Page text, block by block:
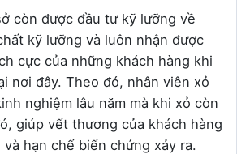
còn được đầu tư kỹ lưỡng về
kỹ lưỡng và luôn nhận được
cực của những khách hàng khi
nơi đây. Theo đó, nhân viên xỏ
nghiệm lâu năm mà khi xỏ còn
giúp vết thương của khách hàng
hạn chế biến chứng xảy ra.